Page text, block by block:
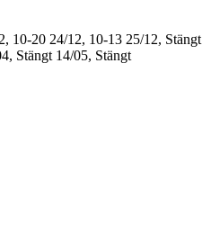
10-20 24/12, 10-13 25/12, Stängt
Stängt 14/05, Stängt